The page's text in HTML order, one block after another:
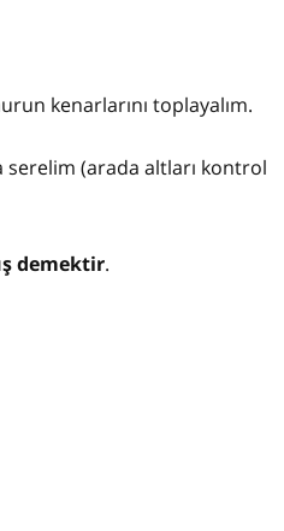
kenarlarını toplayalım.
serelim (arada altları kontrol
demektir.